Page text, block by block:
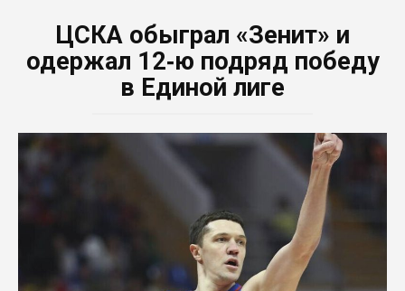
ЦСКА обыграл «Зенит» и
одержал 12‑ю подряд победу
в Единой лиге